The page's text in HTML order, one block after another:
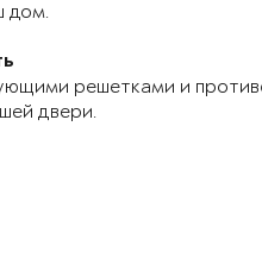
дом.
решетками и
двери.